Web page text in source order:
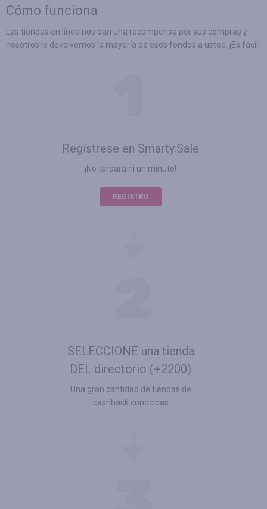
Cómo funciona
Las tiendas en línea nos dan una recompensa por sus compras y
nosotros le devolvemos la mayoría de esos fondos a usted. ¡Es fácil!
Regístrese en Smarty.Sale
¡No tardará ni un minuto!
REGISTRO
SELECCIONE una tienda
DEL directorio (+2200)
Una gran cantidad de tiendas de
cashback conocidas